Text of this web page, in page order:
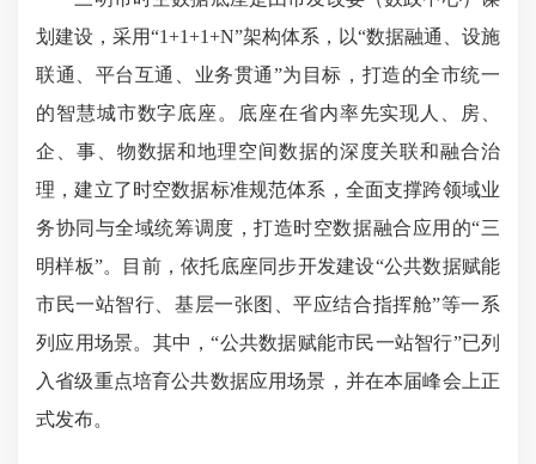
划建设，采用“1+1+1+N”架构体系，以“数据融通、设施
联通、平台互通、业务贯通”为目标，打造的全市统一
的智慧城市数字底座。底座在省内率先实现人、房、
企、事、物数据和地理空间数据的深度关联和融合治
理，建立了时空数据标准规范体系，全面支撑跨领域业
务协同与全域统筹调度，打造时空数据融合应用的“三
明样板”。目前，依托底座同步开发建设“公共数据赋能
市民一站智行、基层一张图、平应结合指挥舱”等一系
列应用场景。其中，“公共数据赋能市民一站智行”已列
入省级重点培育公共数据应用场景，并在本届峰会上正
式发布。